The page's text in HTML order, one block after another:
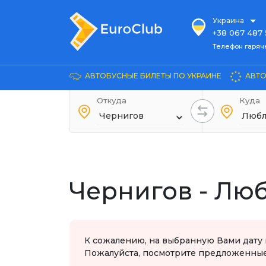
Украина
+38 067 487
Телефон гарячей
Довідка
+38 044 486
+38 067 240
Телефон
АВТОБУСНЫЕ БИЛЕТЫ ПО УКРАИНЕ
Откуда Куда
Чернигов -
К сожалению, на выбранную Вами дату
Пожалуйста, посмотрите